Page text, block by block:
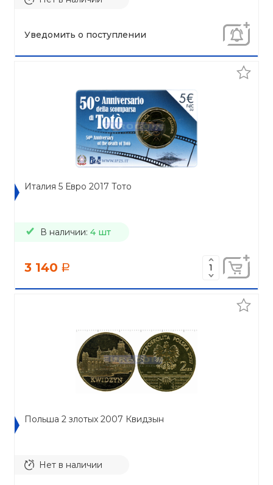
Уведомить о поступлении
Италия 5 Евро 2017 Тото
В наличии: 4 шт
3 140 a
Польша 2 злотых 2007 Квидзын
Нет в наличии